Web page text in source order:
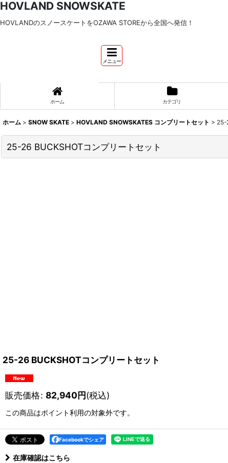
HOVLAND SNOWSKATE
HOVLANDのスノースケートをOZAWA STOREから全国へ発信！
メニュー
ホーム カテゴリ
ホーム > SNOW SKATE > HOVLAND SNOWSKATES コンプリートセット > 25-
25-26 BUCKSHOTコンプリートセット
25-26 BUCKSHOTコンプリートセット
販売価格: 82,940円(税込)
この商品はポイント利用の対象外です。
Facebookでシェア
在庫確認はこちら